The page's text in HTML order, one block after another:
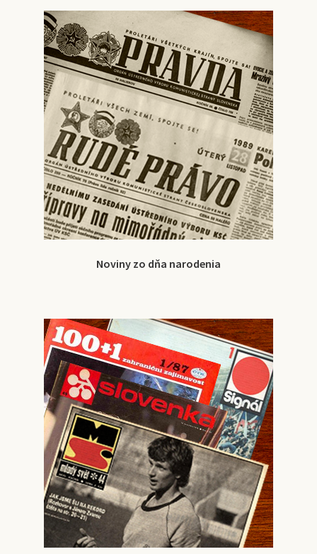
Noviny zo dňa narodenia